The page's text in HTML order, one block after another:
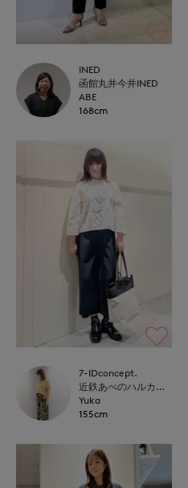
INED
函館丸井今井INED
ABE
168cm
7-IDconcept.
近鉄あべのハルカス7-IDconcept.
Yuka
155cm